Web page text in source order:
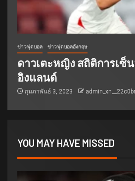
ข่าวฟุตบอล ข่าวฟุตบอลอังกฤษ
ดาวเตะหญิง สถิติการเซ็
อิงแลนด์
กุมภาพันธ์ 3, 2023
YOU MAY HAVE MISSED